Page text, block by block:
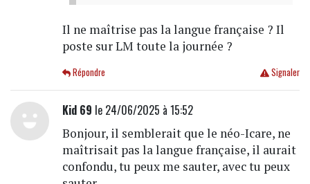
Il ne maîtrise pas la langue française ? Il
poste sur LM toute la journée ?
Signaler
Répondre
Kid 69 le 24/06/2025 à 15:52
Bonjour, il semblerait que le néo-Icare, ne
maîtrisait pas la langue française, il aurait
confondu, tu peux me sauter, avec tu peux